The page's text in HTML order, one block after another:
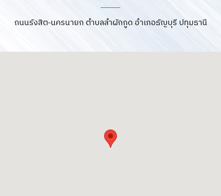
นครนายก
ถนนรังสิต-นครนายก ตำบลลำผักกูด อำเภอธัญบุรี ปทุมธานี